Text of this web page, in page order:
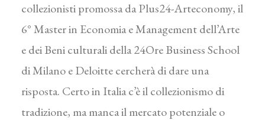
collezionisti promossa da Plus24-Arteconomy, il
6° Master in Economia e Management dell’Arte
e dei Beni culturali della 24Ore Business School
di Milano e Deloitte cercherà di dare una
risposta. Certo in Italia c’è il collezionismo di
tradizione, ma manca il mercato potenziale o